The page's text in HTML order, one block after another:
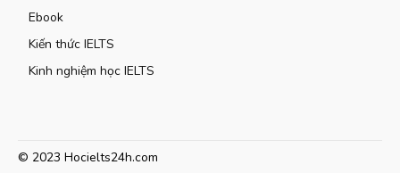
Ebook
Kiến thức IELTS
Kinh nghiệm học IELTS
© 2023 Hocielts24h.com